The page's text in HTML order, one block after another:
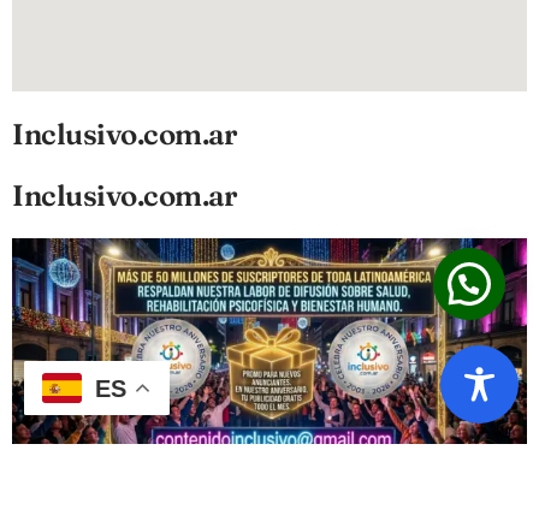
Inclusivo.com.ar
Inclusivo.com.ar
ES